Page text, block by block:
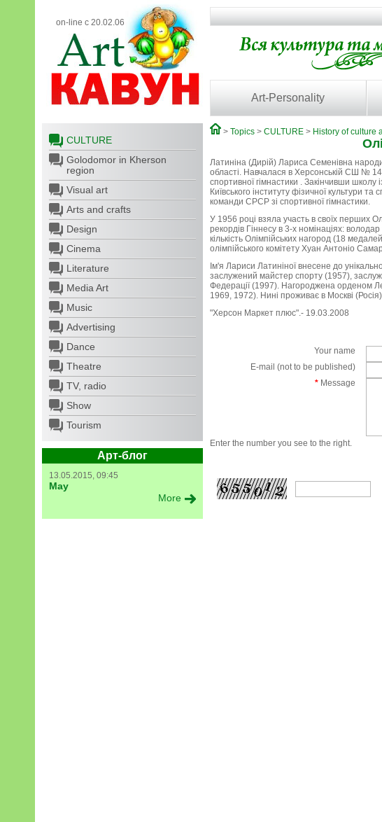
on-line с 20.02.06
Art-Personality
CULTURE
Golodomor in Kherson
region
Visual art
Arts and crafts
Design
Cinema
Literature
Media Art
Music
Advertising
Dance
Theatre
TV, radio
Show
Tourism
Арт-блог
13.05.2015, 09:45
May
More
> Topics > CULTURE > History of culture
Латиніна (Дирій) Лариса Семенівна
області. Навчалася в Херсонській СШ №
спортивної гімнастики . Закінчивши
Київського інституту фізичної культури
команди СРСР зі спортивної гімнастики.
У 1956 році взяла участь в своїх перших
рекордів Гіннесу в 3-х номінаціях:
кількість Олімпійських нагород (18
олімпійського комітету Хуан Антоніо
Ім'я Лариси Латиніної внесене до
заслужений майстер спорту (1957),
Федерації (1997). Нагороджена орденом
1969, 1972). Нині проживає в Москві
"Херсон Маркет плюс".- 19.03.2008
Your name
E-mail (not to be published)
* Message
Enter the number you see to the right.